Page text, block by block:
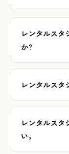
レンタルスタ
か?
レンタルスタ
レンタルスタ
い。